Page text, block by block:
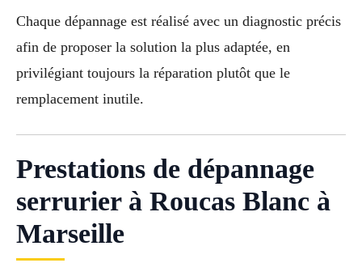
Chaque dépannage est réalisé avec un diagnostic précis
afin de proposer la solution la plus adaptée, en
privilégiant toujours la réparation plutôt que le
remplacement inutile.
Prestations de dépannage
serrurier à Roucas Blanc à
Marseille